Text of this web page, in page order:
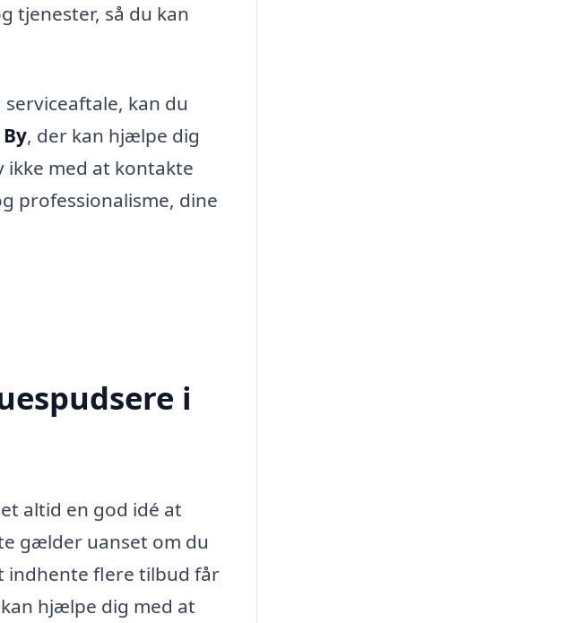
tjenester, så du kan
kan du
, der kan hjælpe dig
med at kontakte
professionalisme, dine
i
altid en god idé at
gælder uanset om du
indhente flere tilbud får
hjælpe dig med at